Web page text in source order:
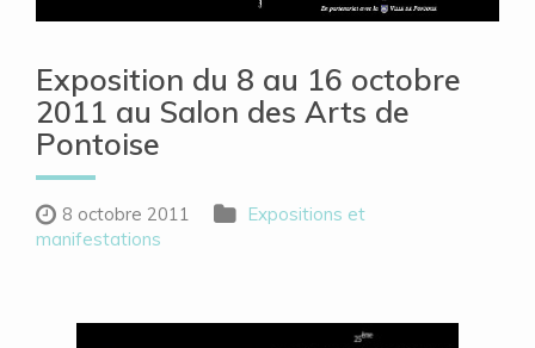
Exposition du 8 au 16 octobre
2011 au Salon des Arts de
Pontoise
8 octobre 2011
Expositions et
manifestations